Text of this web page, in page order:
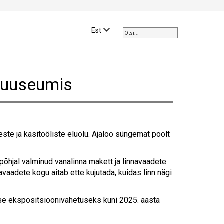
the
up
a
enter
go
to
search
Est
ja käsitööliste eluolu. Ajaloo süngemat poolt
valminud vanalinna makett ja linnavaadete
kogu aitab ette kujutada, kuidas linn nägi
ekspositsioonivahetuseks kuni 2025. aasta